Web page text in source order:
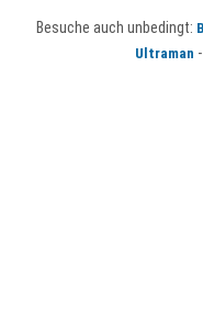
Besuche auch unbedingt:
Ultraman -